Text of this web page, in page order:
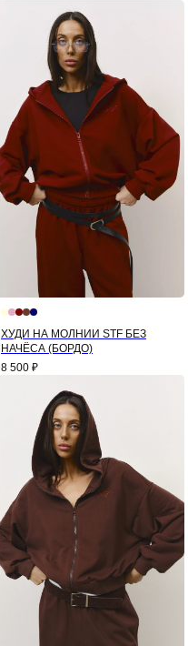
ХУДИ НА МОЛНИИ STF БЕЗ
НАЧЁСА (БОРДО)
8 500 ₽